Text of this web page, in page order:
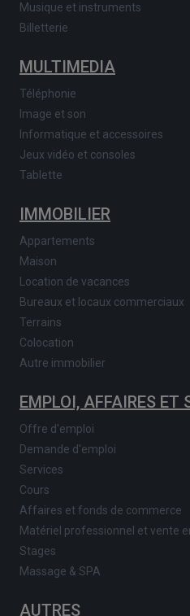
Musique et instruments
Billetterie
MULTIMEDIA
Téléphonie
Image et son
Informatique et accessoires
Jeux vidéo et consoles
Tablette
IMMOBILIER
Appartements
Maison
Location de vacances
Bureaux et locaux commerciaux
Terrains
Colocation
Autre immobilier
EMPLOI, AFFAIRES ET
Offre d'emploi
Demande d'emploi
Services
Cours
Affaires et fonds de commerce
Matériel professionnel et vente
Stages
Massage & SPA
AUTRES